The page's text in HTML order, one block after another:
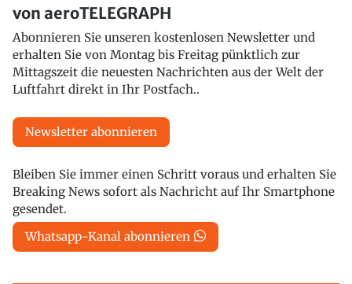
von aeroTELEGRAPH
Abonnieren Sie unseren kostenlosen Newsletter und
erhalten Sie von Montag bis Freitag pünktlich zur
Mittagszeit die neuesten Nachrichten aus der Welt der
Luftfahrt direkt in Ihr Postfach..
Newsletter abonnieren
Bleiben Sie immer einen Schritt voraus und erhalten Sie
Breaking News sofort als Nachricht auf Ihr Smartphone
gesendet.
Whatsapp-Kanal abonnieren